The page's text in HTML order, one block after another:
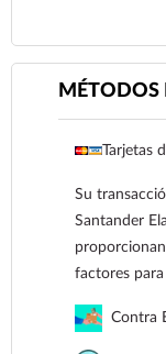
MÉTODOS
Tarjetas
Su
Santander
factores
Contra